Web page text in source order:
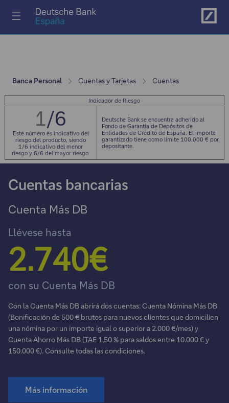
Banca Personal Cuentas y Tarjetas Cuentas
Indicador de Riesgo
1/6
Este número es indicativo del
riesgo del producto, siendo
1/6 indicativo del menor
riesgo y 6/6 del mayor riesgo.
Deutsche Bank se encuentra adherido al
Fondo de Garantía de Depósitos de
Entidades de Crédito de España. El importe
garantizado tiene como límite 100.000 € por
depositante.
Cuentas bancarias
Cuenta Más DB
Llévese hasta
2.740€
con su Cuenta Más DB
Con la Cuenta Más DB abrirá dos cuentas: Cuenta Nómina Más DB
(Bonificación de 500 € brutos para nuevos clientes que domicilien
una nómina por un importe igual o superior a 2.000 €/mes) y
Cuenta Ahorro Más DB (TAE 1,50 % para saldos entre 10.000 € y
150.000 €). Consulte todas las condiciones.
Más información
Este